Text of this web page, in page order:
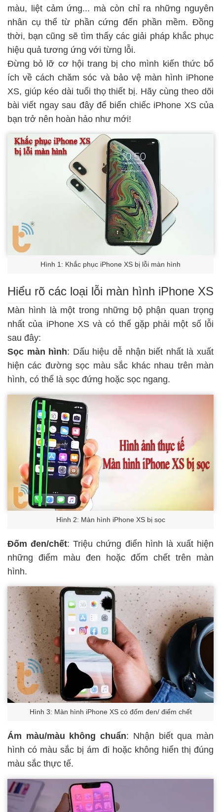
màu, liệt cảm ứng... mà còn chỉ ra những nguyên
nhân cụ thể từ phần cứng đến phần mềm. Đồng
thời, bạn cũng sẽ tìm thấy các giải pháp khắc phục
hiệu quả tương ứng với từng lỗi.
Đừng bỏ lỡ cơ hội trang bị cho mình kiến thức bổ
ích về cách chăm sóc và bảo vệ màn hình iPhone
XS, giúp kéo dài tuổi thọ thiết bị. Hãy cùng theo dõi
bài viết ngay sau đây để biến chiếc iPhone XS của
bạn trở nên hoàn hảo như mới!
Hình 1: Khắc phục iPhone XS bị lỗi màn hình
Hiểu rõ các loại lỗi màn hình iPhone XS
Màn hình là một trong những bộ phận quan trọng
nhất của iPhone XS và có thể gặp phải một số lỗi
sau đây:
Sọc màn hình: Dấu hiệu dễ nhận biết nhất là xuất
hiện các đường sọc màu sắc khác nhau trên màn
hình, có thể là sọc đứng hoặc sọc ngang.
Hình 2: Màn hình iPhone XS bị sọc
Đốm đen/chết: Triệu chứng điển hình là xuất hiện
những điểm màu đen hoặc đốm chết trên màn
hình.
Hình 3: Màn hình iPhone XS có đốm đen/ điểm chết
Ám màu/màu không chuẩn: Nhận biết qua màn
hình có màu sắc bị ám đi hoặc không hiển thị đúng
màu sắc thực tế.